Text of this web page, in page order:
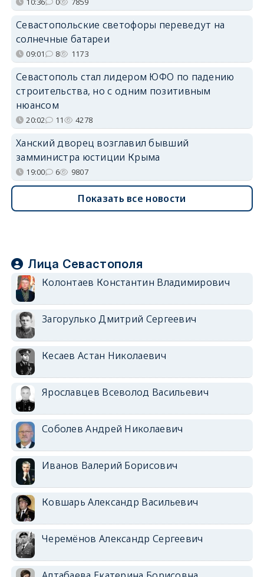
Севастопольские светофоры переведут на
солнечные батареи
09:01 8 1173
Севастополь стал лидером ЮФО по падению
строительства, но с одним позитивным
нюансом
20:02 11 4278
Ханский дворец возглавил бывший
замминистра юстиции Крыма
19:00 6 9807
Показать все новости
Лица Севастополя
Колонтаев Константин Владимирович
Загорулько Дмитрий Сергеевич
Кесаев Астан Николаевич
Ярославцев Всеволод Васильевич
Соболев Андрей Николаевич
Иванов Валерий Борисович
Ковшарь Александр Васильевич
Черемёнов Александр Сергеевич